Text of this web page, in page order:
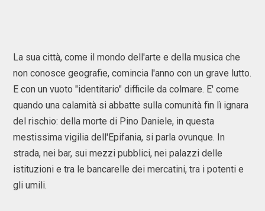
La sua città, come il mondo dell'arte e della musica che
non conosce geografie, comincia l'anno con un grave lutto.
E con un vuoto "identitario" difficile da colmare. E' come
quando una calamità si abbatte sulla comunità fin lì ignara
del rischio: della morte di Pino Daniele, in questa
mestissima vigilia dell'Epifania, si parla ovunque. In
strada, nei bar, sui mezzi pubblici, nei palazzi delle
istituzioni e tra le bancarelle dei mercatini, tra i potenti e
gli umili.